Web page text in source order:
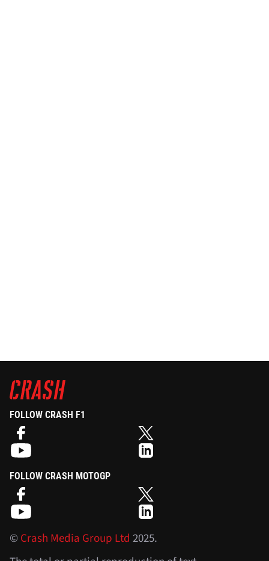
FOLLOW CRASH F1
FOLLOW CRASH MOTOGP
©Crash Media Group Ltd 2025.